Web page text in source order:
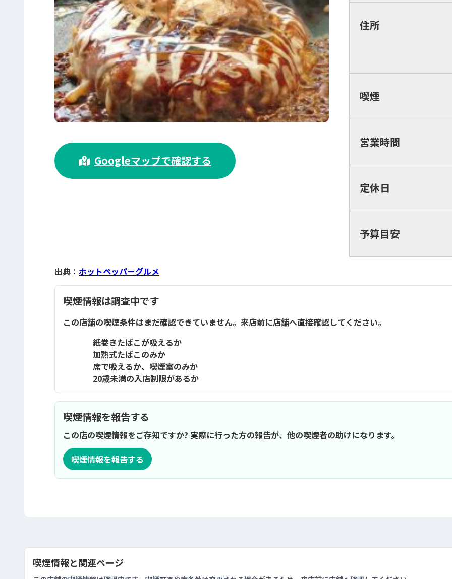
>
Googleマップで確認する
住所
喫煙
営業時間
定休日
予算目安
出典： ホットペッパーグルメ
喫煙情報は調査中です
この店舗の喫煙条件はまだ確認できていません。来店前に店舗へ直接確認してください。
紙巻きたばこが吸えるか
加熱式たばこのみか
席で吸えるか、喫煙室のみか
20歳未満の入店制限があるか
喫煙情報を報告する
この店の喫煙情報をご存知ですか? 実際に行った方の報告が、他の喫煙者の助けになります。
喫煙情報を報告する
喫煙情報と関連ページ